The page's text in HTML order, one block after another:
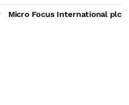
Micro Focus International plc